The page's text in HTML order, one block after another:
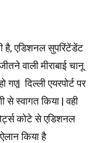
है, एडिशनल सुपरिंटेंडेंट
वाली मीराबाई चानू
दिल्ली एयरपोर्ट पर
से स्वागत किया | वही
कोटे से एडिशनल
किया है